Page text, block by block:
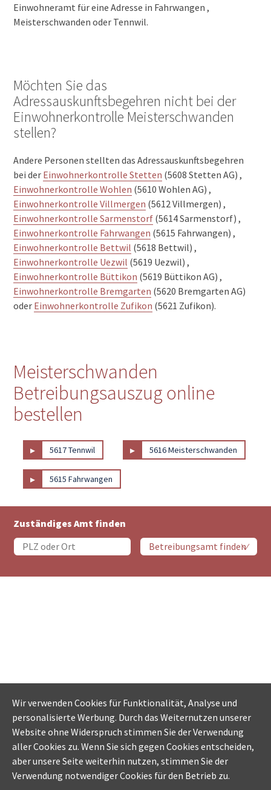
Einwohneramt für eine Adresse in Fahrwangen ,
Meisterschwanden oder Tennwil.
Möchten Sie das
Adressauskunftsbegehren nicht bei der
Einwohnerkontrolle Meisterschwanden
stellen?
Andere Personen stellten das Adressauskunftsbegehren
bei der Einwohnerkontrolle Stetten (5608 Stetten AG) ,
Einwohnerkontrolle Wohlen (5610 Wohlen AG) ,
Einwohnerkontrolle Villmergen (5612 Villmergen) ,
Einwohnerkontrolle Sarmenstorf (5614 Sarmenstorf) ,
Einwohnerkontrolle Fahrwangen (5615 Fahrwangen) ,
Einwohnerkontrolle Bettwil (5618 Bettwil) ,
Einwohnerkontrolle Uezwil (5619 Uezwil) ,
Einwohnerkontrolle Büttikon (5619 Büttikon AG) ,
Einwohnerkontrolle Bremgarten (5620 Bremgarten AG)
oder Einwohnerkontrolle Zufikon (5621 Zufikon).
Meisterschwanden
Betreibungsauszug online
bestellen
▸ 5617 Tennwil ▸ 5616 Meisterschwanden
▸ 5615 Fahrwangen
Zuständiges Amt finden
Wir verwenden Cookies für Funktionalität, Analyse und
personalisierte Werbung. Durch das Weiternutzen unserer
Website ohne Widerspruch stimmen Sie der Verwendung
aller Cookies zu. Wenn Sie sich gegen Cookies entscheiden,
aber unsere Seite weiterhin nutzen, stimmen Sie der
Verwendung notwendiger Cookies für den Betrieb zu.